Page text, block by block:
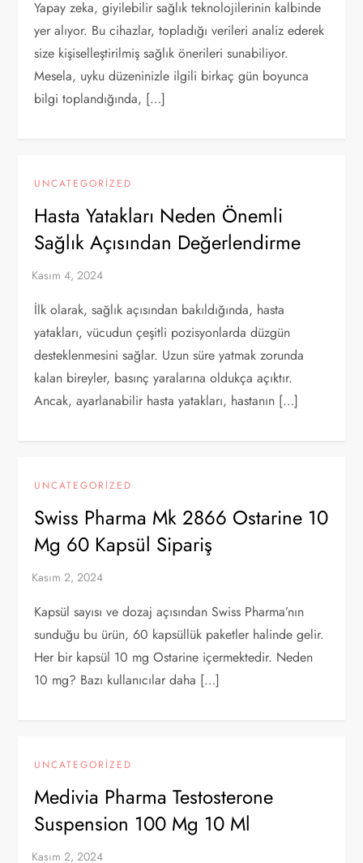
Yapay zeka, giyilebilir sağlık teknolojilerinin kalbinde
yer alıyor. Bu cihazlar, topladığı verileri analiz ederek
size kişiselleştirilmiş sağlık önerileri sunabiliyor.
Mesela, uyku düzeninizle ilgili birkaç gün boyunca
bilgi toplandığında, […]
UNCATEGORIZED
Hasta Yatakları Neden Önemli
Sağlık Açısından Değerlendirme
İlk olarak, sağlık açısından bakıldığında, hasta
yatakları, vücudun çeşitli pozisyonlarda düzgün
desteklenmesini sağlar. Uzun süre yatmak zorunda
kalan bireyler, basınç yaralarına oldukça açıktır.
Ancak, ayarlanabilir hasta yatakları, hastanın […]
UNCATEGORIZED
Swiss Pharma Mk 2866 Ostarine 10
Mg 60 Kapsül Sipariş
Kapsül sayısı ve dozaj açısından Swiss Pharma’nın
sunduğu bu ürün, 60 kapsüllük paketler halinde gelir.
Her bir kapsül 10 mg Ostarine içermektedir. Neden
10 mg? Bazı kullanıcılar daha […]
UNCATEGORIZED
Medivia Pharma Testosterone
Suspension 100 Mg 10 Ml